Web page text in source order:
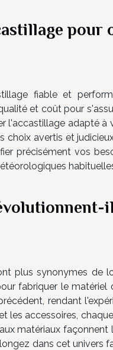
pour
fiable et
et coût pour
l'accastillage adapté à
avertis et
précisément vos
plus synonymes de
fabriquer le matériel
rendant
les accessoires,
matériaux
dans cet univers